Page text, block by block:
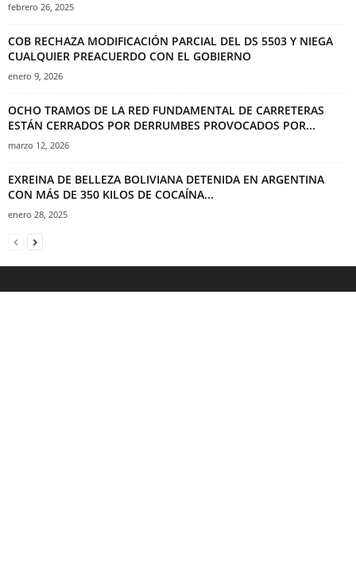
febrero 26, 2025
COB RECHAZA MODIFICACIÓN PARCIAL DEL DS 5503 Y NIEGA
CUALQUIER PREACUERDO CON EL GOBIERNO
enero 9, 2026
OCHO TRAMOS DE LA RED FUNDAMENTAL DE CARRETERAS
ESTÁN CERRADOS POR DERRUMBES PROVOCADOS POR...
marzo 12, 2026
EXREINA DE BELLEZA BOLIVIANA DETENIDA EN ARGENTINA
CON MÁS DE 350 KILOS DE COCAÍNA...
enero 28, 2025